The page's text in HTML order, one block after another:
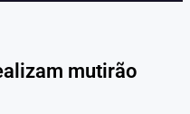
mutirão